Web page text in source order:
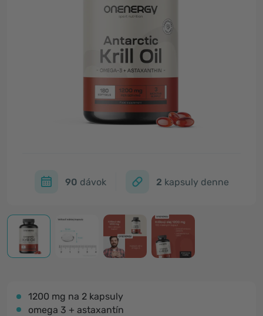
90 dávok 2 kapsuly denne
1200 mg na 2 kapsuly
omega 3 + astaxantín